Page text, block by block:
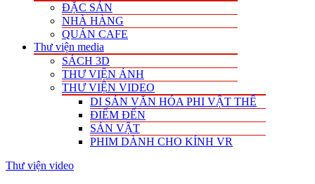
ĐẶC SẢN
NHÀ HÀNG
QUÁN CAFE
Thư viện media
SÁCH 3D
THƯ VIỆN ẢNH
THƯ VIỆN VIDEO
DI SẢN VĂN HÓA PHI VẬT THỂ
ĐIỂM ĐẾN
SẢN VẬT
PHIM DÀNH CHO KÍNH VR
Thư viện video